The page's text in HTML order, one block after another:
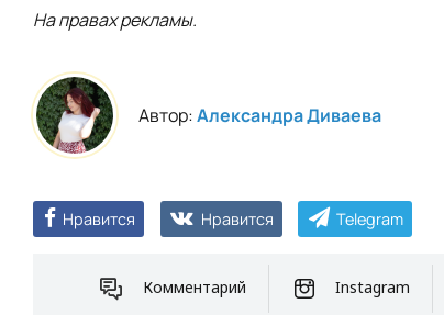
На правах рекламы.
Автор:Александра Диваева
Нравится Нравится Telegram
Комментарий Instagram